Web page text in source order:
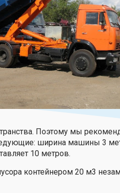
Поэтому мы
ширина машины 3
10 метров.
контейнером 20 м3